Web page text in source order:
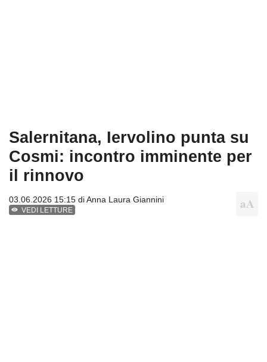
Salernitana, Iervolino punta su
Cosmi: incontro imminente per
il rinnovo
03.06.2026 15:15 diAnna Laura Giannini
VEDI LETTURE